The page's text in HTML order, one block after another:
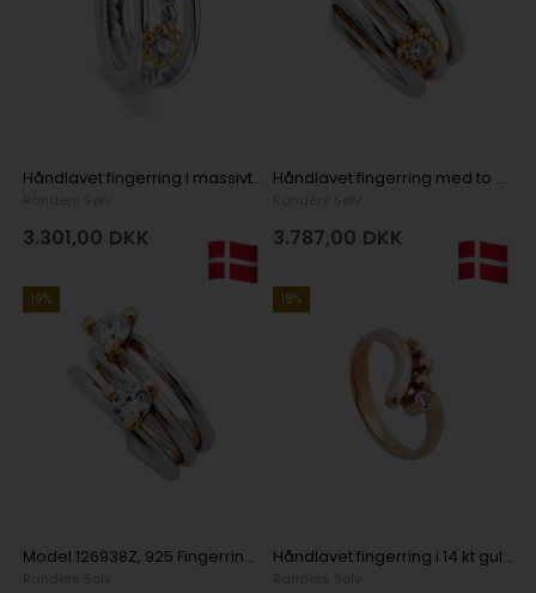
Håndlavet fingerring i massivt sølv med Zirconia - 10,0 mm
3.301,00 DKK
Håndlavet fingerring med to zirconia krystaller og guldfatninger
3.787,00 DKK
19%
Model 126938Z, 925 Fingerring i Sølv
19%
Håndlavet fingerring i 14 kt guld med brilliant